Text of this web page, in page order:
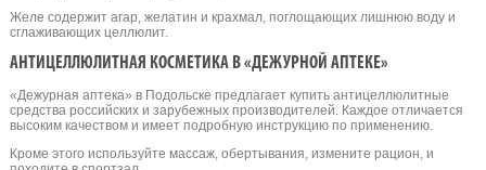
Желе содержит агар, желатин и крахмал, поглощающих лишнюю воду и
сглаживающих целлюлит.
АНТИЦЕЛЛЮЛИТНАЯ КОСМЕТИКА В «ДЕЖУРНОЙ АПТЕКЕ»
«Дежурная аптека» в Подольске предлагает купить антицеллюлитные
средства российских и зарубежных производителей. Каждое отличается
высоким качеством и имеет подробную инструкцию по применению.
Кроме этого используйте массаж, обертывания, измените рацион, и